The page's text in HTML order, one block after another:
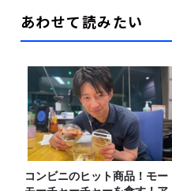
あわせて読みたい
コンビニのヒット商品！モー